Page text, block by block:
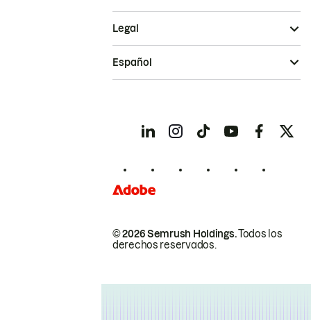
© 2026 Semrush Holdings.Todos los
derechos reservados.
Legal
Español